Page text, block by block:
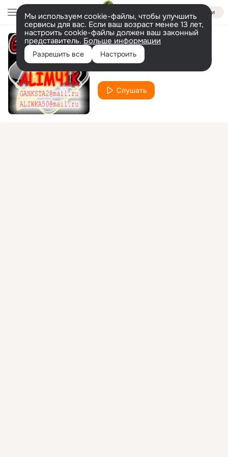
Войти
Мы используем cookie-файлы, чтобы улучшить
сервисы для вас. Если ваш возраст менее 13 лет,
настроить cookie-файлы должен ваш законный
представитель. Больше информации
Разрешить все Настроить
5 шлюх
Слушать